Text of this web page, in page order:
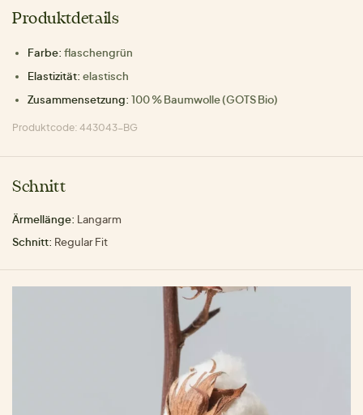
Produktdetails
Farbe: flaschengrün
Elastizität: elastisch
Zusammensetzung: 100 % Baumwolle (GOTS Bio)
Produktcode: 443043-BG
Schnitt
Ärmellänge: Langarm
Schnitt: Regular Fit